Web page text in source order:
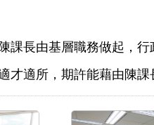
課長由基層職務做起，
才適所，期許能藉由陳